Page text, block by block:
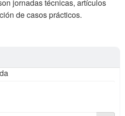
jornadas técnicas, artículos
de casos prácticos.